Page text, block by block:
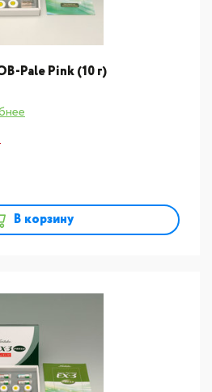
Pale Pink (10 г)
В корзину